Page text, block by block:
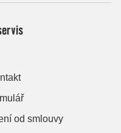
od smlouvy